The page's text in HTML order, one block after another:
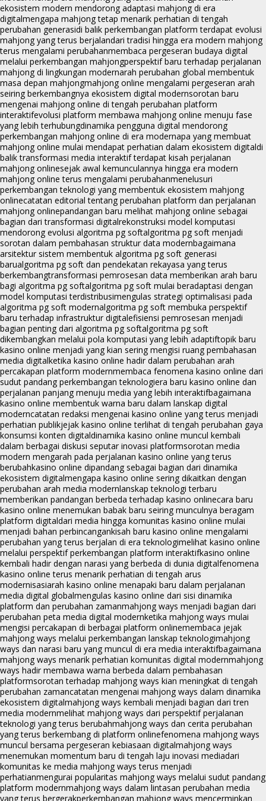
ekosistem modern mendorong adaptasi mahjong di era
digitalmengapa mahjong tetap menarik perhatian di tengah
perubahan generasidi balik perkembangan platform terdapat evolusi
mahjong yang terus berjalandari tradisi hingga era modern mahjong
terus mengalami perubahanmembaca pergeseran budaya digital
melalui perkembangan mahjongperspektif baru terhadap perjalanan
mahjong di lingkungan modernarah perubahan global membentuk
masa depan mahjongmahjong online mengalami pergeseran arah
seiring berkembangnya ekosistem digital modernsorotan baru
mengenai mahjong online di tengah perubahan platform
interaktifevolusi platform membawa mahjong online menuju fase
yang lebih terhubungdinamika pengguna digital mendorong
perkembangan mahjong online di era modernapa yang membuat
mahjong online mulai mendapat perhatian dalam ekosistem digitaldi
balik transformasi media interaktif terdapat kisah perjalanan
mahjong onlinesejak awal kemunculannya hingga era modern
mahjong online terus mengalami perubahanmenelusuri
perkembangan teknologi yang membentuk ekosistem mahjong
onlinecatatan editorial tentang perubahan platform dan perjalanan
mahjong onlinepandangan baru melihat mahjong online sebagai
bagian dari transformasi digitalrekonstruksi model komputasi
mendorong evolusi algoritma pg softalgoritma pg soft menjadi
sorotan dalam pembahasan struktur data modernbagaimana
arsitektur sistem membentuk algoritma pg soft generasi
barualgoritma pg soft dan pendekatan rekayasa yang terus
berkembangtransformasi pemrosesan data memberikan arah baru
bagi algoritma pg softalgoritma pg soft mulai beradaptasi dengan
model komputasi terdistribusimengulas strategi optimalisasi pada
algoritma pg soft modernalgoritma pg soft membuka perspektif
baru terhadap infrastruktur digitalefisiensi pemrosesan menjadi
bagian penting dari algoritma pg softalgoritma pg soft
dikembangkan melalui pola komputasi yang lebih adaptiftopik baru
kasino online menjadi yang kian sering mengisi ruang pembahasan
media digitalketika kasino online hadir dalam perubahan arah
percakapan platform modernmembaca fenomena kasino online dari
sudut pandang perkembangan teknologiera baru kasino online dan
perjalanan panjang menuju media yang lebih interaktifbagaimana
kasino online membentuk warna baru dalam lanskap digital
moderncatatan redaksi mengenai kasino online yang terus menjadi
perhatian publikjejak kasino online terlihat di tengah perubahan gaya
konsumsi konten digitaldinamika kasino online muncul kembali
dalam berbagai diskusi seputar inovasi platformsorotan media
modern mengarah pada perjalanan kasino online yang terus
berubahkasino online dipandang sebagai bagian dari dinamika
ekosistem digitalmengapa kasino online sering dikaitkan dengan
perubahan arah media modernlanskap teknologi terbaru
memberikan pandangan berbeda terhadap kasino onlinecara baru
kasino online menemukan babak baru seiring munculnya beragam
platform digitaldari media hingga komunitas kasino online mulai
menjadi bahan perbincangankisah baru kasino online mengalami
perubahan yang terus berjalan di era teknologimelihat kasino online
melalui perspektif perkembangan platform interaktifkasino online
kembali hadir dengan narasi yang berbeda di dunia digitalfenomena
kasino online terus menarik perhatian di tengah arus
modernisasiarah kasino online menapaki baru dalam perjalanan
media digital globalmengulas kasino online dari sisi dinamika
platform dan perubahan zamanmahjong ways menjadi bagian dari
perubahan peta media digital modernketika mahjong ways mulai
mengisi percakapan di berbagai platform onlinemembaca jejak
mahjong ways melalui perkembangan lanskap teknologimahjong
ways dan narasi baru yang muncul di era media interaktifbagaimana
mahjong ways menarik perhatian komunitas digital modernmahjong
ways hadir membawa warna berbeda dalam pembahasan
platformsorotan terhadap mahjong ways kian meningkat di tengah
perubahan zamancatatan mengenai mahjong ways dalam dinamika
ekosistem digitalmahjong ways kembali menjadi bagian dari tren
media modernmelihat mahjong ways dari perspektif perjalanan
teknologi yang terus berubahmahjong ways dan cerita perubahan
yang terus berkembang di platform onlinefenomena mahjong ways
muncul bersama pergeseran kebiasaan digitalmahjong ways
menemukan momentum baru di tengah laju inovasi mediadari
komunitas ke media mahjong ways terus menjadi
perhatianmengurai popularitas mahjong ways melalui sudut pandang
platform modernmahjong ways dalam lintasan perubahan media
yang terus bergerakperkembangan mahjong ways mencerminkan